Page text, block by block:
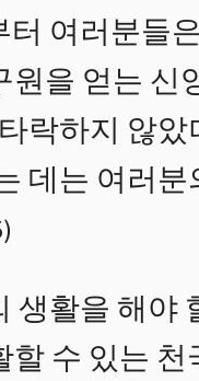
터 여러분들
원을 얻는 신
락하지 않
데는 여러
)
생활을 해야
할 수 있는